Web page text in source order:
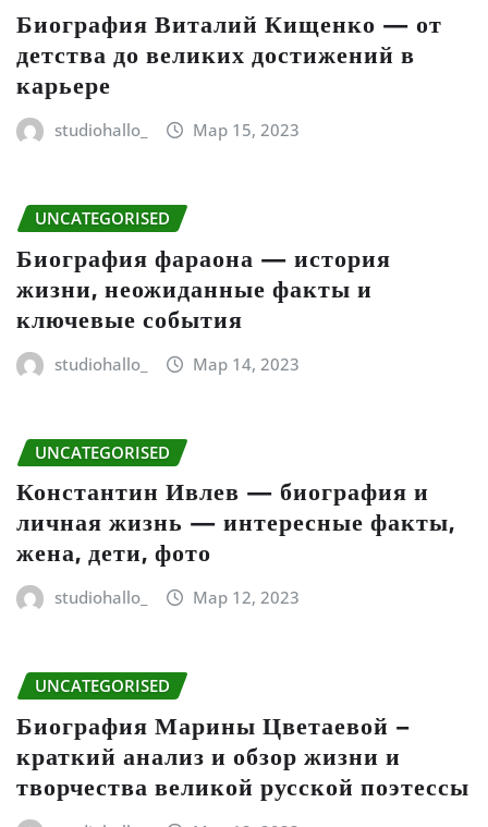
Биография Виталий Кищенко — от
детства до великих достижений в
карьере
studiohallo_ Мар 15, 2023
UNCATEGORISED
Биография фараона — история
жизни, неожиданные факты и
ключевые события
studiohallo_ Мар 14, 2023
UNCATEGORISED
Константин Ивлев — биография и
личная жизнь — интересные факты,
жена, дети, фото
studiohallo_ Мар 12, 2023
UNCATEGORISED
Биография Марины Цветаевой –
краткий анализ и обзор жизни и
творчества великой русской поэтессы